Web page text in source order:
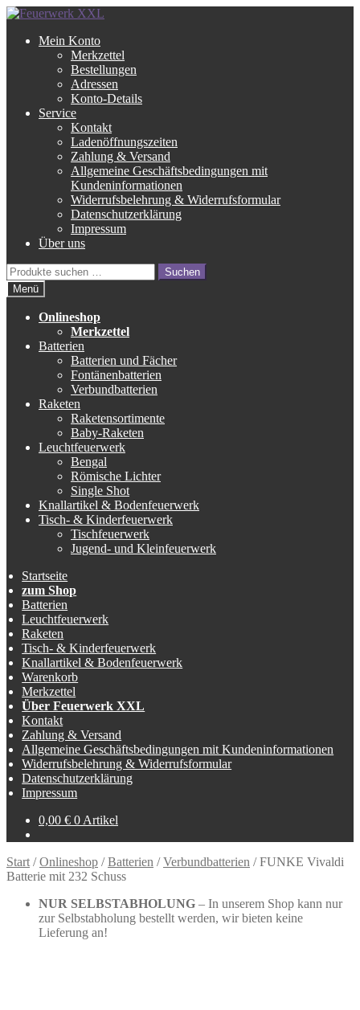
Zur
springen
Zum
springenMein Konto
Merkzettel
Bestellungen
Adressen
Konto-Details
Service
Kontakt
Ladenöffnungszeiten
Zahlung & Versand
Allgemeine Geschäftsbedingungen mit
Kundeninformationen
Widerrufsbelehrung & Widerrufsformular
Datenschutzerklärung
Impressum
Über uns
Suche
nach:
Suchen
Menü
Onlineshop
Merkzettel
Batterien
Batterien und Fächer
Fontänenbatterien
Verbundbatterien
Raketen
Raketensortimente
Baby-Raketen
Leuchtfeuerwerk
Bengal
Römische Lichter
Single Shot
Knallartikel & Bodenfeuerwerk
Tisch- & Kinderfeuerwerk
Tischfeuerwerk
Jugend- und Kleinfeuerwerk
Startseite
zum Shop
Batterien
Leuchtfeuerwerk
Raketen
Tisch- & Kinderfeuerwerk
Knallartikel & Bodenfeuerwerk
Warenkorb
Merkzettel
Über Feuerwerk XXL
Kontakt
Zahlung & Versand
Allgemeine Geschäftsbedingungen mit Kundeninformationen
Widerrufsbelehrung & Widerrufsformular
Datenschutzerklärung
Impressum
0,00 € 0 Artikel
Start /Onlineshop /Batterien /Verbundbatterien /FUNKE Vivaldi
Batterie mit 232 Schuss
NUR SELBSTABHOLUNG – In unserem Shop kann nur
zur Selbstabholung bestellt werden, wir bieten keine
Lieferung an!